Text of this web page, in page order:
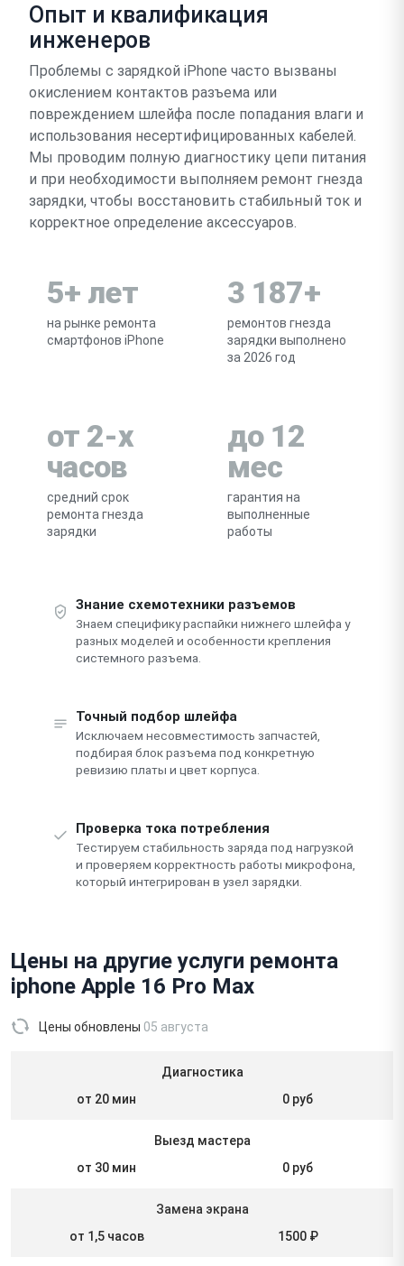
Опыт и квалификация
инженеров
Проблемы с зарядкой iPhone часто вызваны
окислением контактов разъема или
повреждением шлейфа после попадания влаги и
использования несертифицированных кабелей.
Мы проводим полную диагностику цепи питания
и при необходимости выполняем ремонт гнезда
зарядки, чтобы восстановить стабильный ток и
корректное определение аксессуаров.
5+ лет
на рынке ремонта
смартфонов iPhone
3 187+
ремонтов гнезда
зарядки выполнено
за 2026 год
от 2-х
часов
средний срок
ремонта гнезда
зарядки
до 12
мес
гарантия на
выполненные
работы
Знание схемотехники разъемов
Знаем специфику распайки нижнего шлейфа у
разных моделей и особенности крепления
системного разъема.
Точный подбор шлейфа
Исключаем несовместимость запчастей,
подбирая блок разъема под конкретную
ревизию платы и цвет корпуса.
Проверка тока потребления
Тестируем стабильность заряда под нагрузкой
и проверяем корректность работы микрофона,
который интегрирован в узел зарядки.
Цены на другие услуги ремонта
iphone Apple 16 Pro Max
Цены обновлены 05 августа
Диагностика
от 20 мин
0 руб
Выезд мастера
от 30 мин
0 руб
Замена экрана
от 1,5 часов
1500 ₽